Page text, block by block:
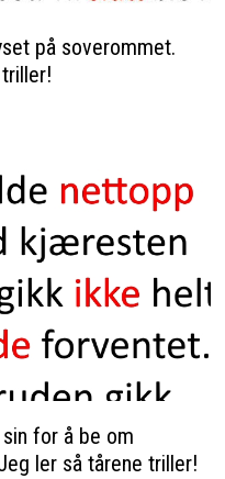
på soverommet.
for å be om
ler så tårene triller!